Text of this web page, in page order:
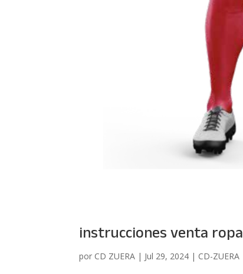
instrucciones venta ropa
por CD ZUERA | Jul 29, 2024 | CD-ZUERA